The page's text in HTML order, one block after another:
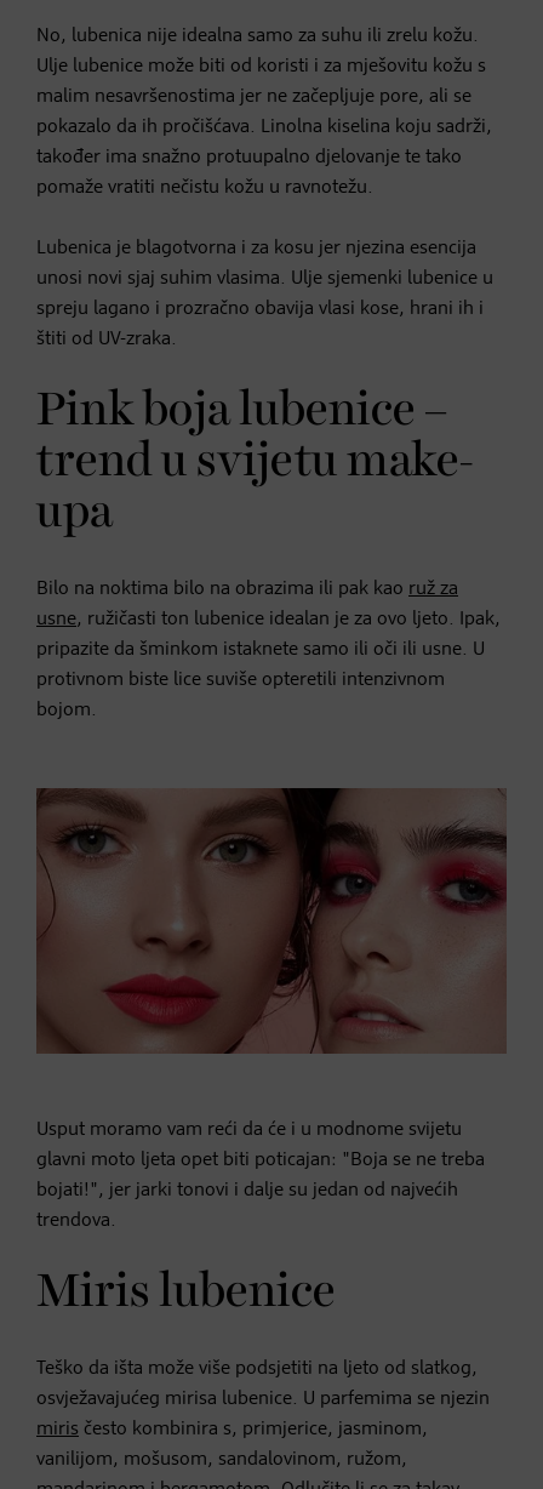
No, lubenica nije idealna samo za suhu ili zrelu kožu.
Ulje lubenice može biti od koristi i za mješovitu kožu s
malim nesavršenostima jer ne začepljuje pore, ali se
pokazalo da ih pročišćava. Linolna kiselina koju sadrži,
također ima snažno protuupalno djelovanje te tako
pomaže vratiti nečistu kožu u ravnotežu.
Lubenica je blagotvorna i za kosu jer njezina esencija
unosi novi sjaj suhim vlasima. Ulje sjemenki lubenice u
spreju lagano i prozračno obavija vlasi kose, hrani ih i
štiti od UV-zraka.
Pink boja lubenice –
trend u svijetu make-
upa
Bilo na noktima bilo na obrazima ili pak kao ruž za
usne, ružičasti ton lubenice idealan je za ovo ljeto. Ipak,
pripazite da šminkom istaknete samo ili oči ili usne. U
protivnom biste lice suviše opteretili intenzivnom
bojom.
Usput moramo vam reći da će i u modnome svijetu
glavni moto ljeta opet biti poticajan: "Boja se ne treba
bojati!", jer jarki tonovi i dalje su jedan od najvećih
trendova.
Miris lubenice
Teško da išta može više podsjetiti na ljeto od slatkog,
osvježavajućeg mirisa lubenice. U parfemima se njezin
miris često kombinira s, primjerice, jasminom,
vanilijom, mošusom, sandalovinom, ružom,